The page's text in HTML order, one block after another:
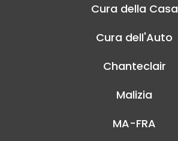
Cura della Casa
Cura dell'Auto
Chanteclair
Malizia
MA-FRA